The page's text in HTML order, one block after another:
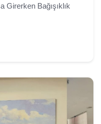
Girerken Bağışıklık